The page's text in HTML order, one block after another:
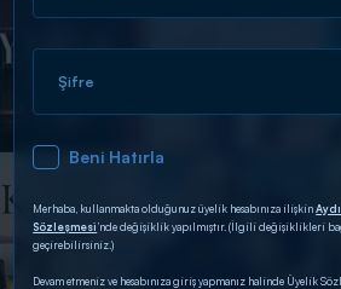
DİĞER SONUÇLAR
Şifre
Beni Hatırla
Merhaba, kullanmakta olduğunuz üyelik hesabınıza ilişkin
Sözleşmesi’nde değişiklik yapılmıştır. (İlgili değişiklikleri
geçirebilirsiniz.)
Devam etmeniz ve hesabınıza giriş yapmanız halinde Üyelik